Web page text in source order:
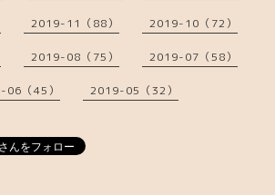
2019-11（88） 2019-10（72）
2019-08（75） 2019-07（58）
（45） 2019-05（32）